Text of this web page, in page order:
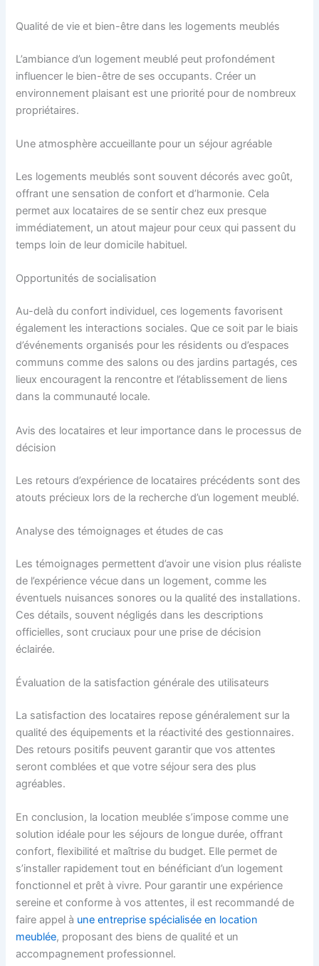
Qualité de vie et bien-être dans les logements meublés
L’ambiance d’un logement meublé peut profondément
influencer le bien-être de ses occupants. Créer un
environnement plaisant est une priorité pour de nombreux
propriétaires.
Une atmosphère accueillante pour un séjour agréable
Les logements meublés sont souvent décorés avec goût,
offrant une sensation de confort et d’harmonie. Cela
permet aux locataires de se sentir chez eux presque
immédiatement, un atout majeur pour ceux qui passent du
temps loin de leur domicile habituel.
Opportunités de socialisation
Au-delà du confort individuel, ces logements favorisent
également les interactions sociales. Que ce soit par le biais
d’événements organisés pour les résidents ou d’espaces
communs comme des salons ou des jardins partagés, ces
lieux encouragent la rencontre et l’établissement de liens
dans la communauté locale.
Avis des locataires et leur importance dans le processus de
décision
Les retours d’expérience de locataires précédents sont des
atouts précieux lors de la recherche d’un logement meublé.
Analyse des témoignages et études de cas
Les témoignages permettent d’avoir une vision plus réaliste
de l’expérience vécue dans un logement, comme les
éventuels nuisances sonores ou la qualité des installations.
Ces détails, souvent négligés dans les descriptions
officielles, sont cruciaux pour une prise de décision
éclairée.
Évaluation de la satisfaction générale des utilisateurs
La satisfaction des locataires repose généralement sur la
qualité des équipements et la réactivité des gestionnaires.
Des retours positifs peuvent garantir que vos attentes
seront comblées et que votre séjour sera des plus
agréables.
En conclusion, la location meublée s’impose comme une
solution idéale pour les séjours de longue durée, offrant
confort, flexibilité et maîtrise du budget. Elle permet de
s’installer rapidement tout en bénéficiant d’un logement
fonctionnel et prêt à vivre. Pour garantir une expérience
sereine et conforme à vos attentes, il est recommandé de
faire appel à une entreprise spécialisée en location
meublée, proposant des biens de qualité et un
accompagnement professionnel.